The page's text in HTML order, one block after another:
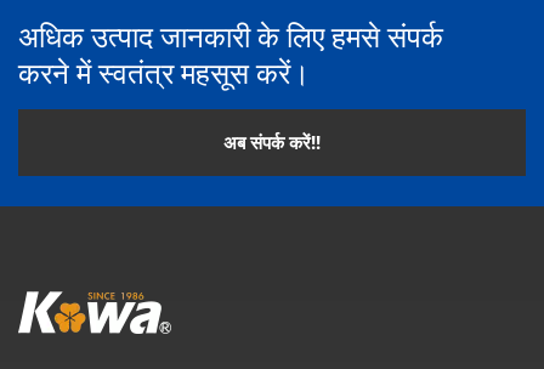
अधिक उत्पाद जानकारी के लिए हमसे संपर्क
करने में स्वतंत्र महसूस करें।
अब संपर्क करें!!